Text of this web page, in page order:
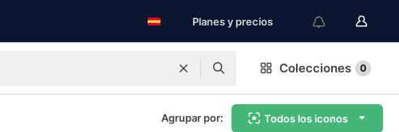
Planes y precios
Colecciones 0
Agrupar por: Todos los iconos